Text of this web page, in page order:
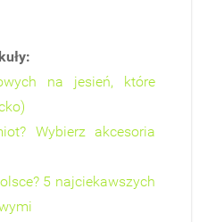
na jesień, które
Wybierz akcesoria
5 najciekawszych